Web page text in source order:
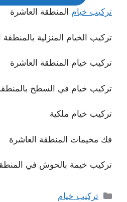
تركيب خيام المنطقة العاشرة
تركيب الخيام المنزلية بالمنطقة
تركيب خيام المنطقة العاشرة
تركيب خيام في السطح
تركيب خيام ملكية
فك مخيمات المنطقة العاشرة
تركيب خيمة بالحوش في
التصنيفات
تركيب خيام